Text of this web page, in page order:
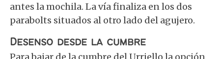
antes la mochila. La vía finaliza en los dos
parabolts situados al otro lado del agujero.
Desenso desde la cumbre